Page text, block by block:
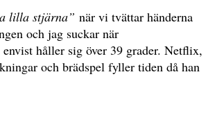
lilla stjärna” när vi tvättar händerna
och jag suckar när
håller sig över 39 grader. Netflix,
och brädspel fyller tiden då han